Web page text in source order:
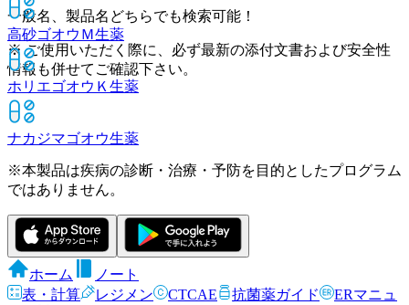
高砂ゴオウＭ生薬
ホリエゴオウＫ 生薬
ナカジマゴオウ生薬
一般名、製品名どちらでも検索可能！
※ ご使用いただく際に、必ず最新の添付文書および安全性
情報も併せてご確認下さい。
※本製品は疾病の診断・治療・予防を目的としたプログラム
ではありません。
ホーム
ノート
表・計算
レジメン CTCAE 抗菌薬ガイド
ERマニュ